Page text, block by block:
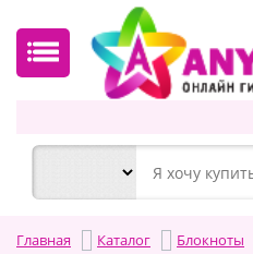
Главная Каталог Блокноты